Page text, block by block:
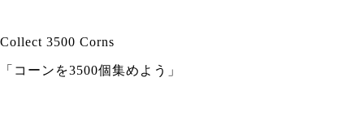
Collect 3500 Corns
「コーンを3500個集めよう」